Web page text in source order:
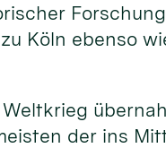
Köln ebenso
der ins